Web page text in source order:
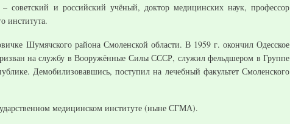
– советский и российский учёный, доктор медицинских наук, профессор
института.
Шумячского района Смоленской области. В 1959 г. окончил Одесское
на службу в Вооружённые Силы СССР, служил фельдшером в Группе
Демобилизовавшись, поступил на лечебный факультет Смоленского
медицинском институте (ныне СГМА).